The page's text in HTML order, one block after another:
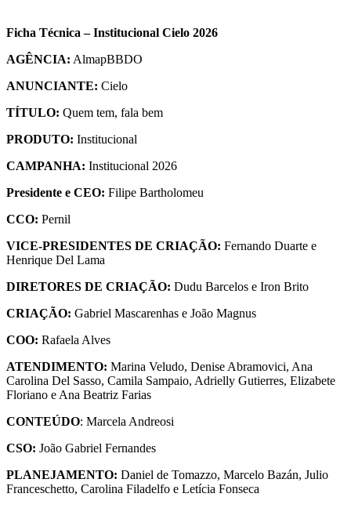
Ficha Técnica – Institucional Cielo 2026
AGÊNCIA: AlmapBBDO
ANUNCIANTE: Cielo
TÍTULO: Quem tem, fala bem
PRODUTO: Institucional
CAMPANHA: Institucional 2026
Presidente e CEO: Filipe Bartholomeu
CCO: Pernil
VICE-PRESIDENTES DE CRIAÇÃO: Fernando Duarte e
Henrique Del Lama
DIRETORES DE CRIAÇÃO: Dudu Barcelos e Iron Brito
CRIAÇÃO: Gabriel Mascarenhas e João Magnus
COO: Rafaela Alves
ATENDIMENTO: Marina Veludo, Denise Abramovici, Ana
Carolina Del Sasso, Camila Sampaio, Adrielly Gutierres, Elizabete
Floriano e Ana Beatriz Farias
CONTEÚDO: Marcela Andreosi
CSO: João Gabriel Fernandes
PLANEJAMENTO: Daniel de Tomazzo, Marcelo Bazán, Julio
Franceschetto, Carolina Filadelfo e Letícia Fonseca